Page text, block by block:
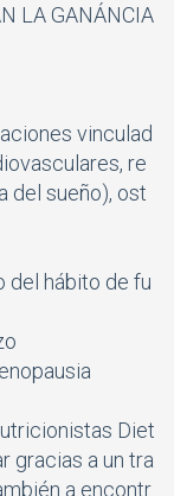
LA GANÁNCIA
vinculad
re
del sueño), ost
del hábito de fu
Diet
gracias a un tra
a encontr